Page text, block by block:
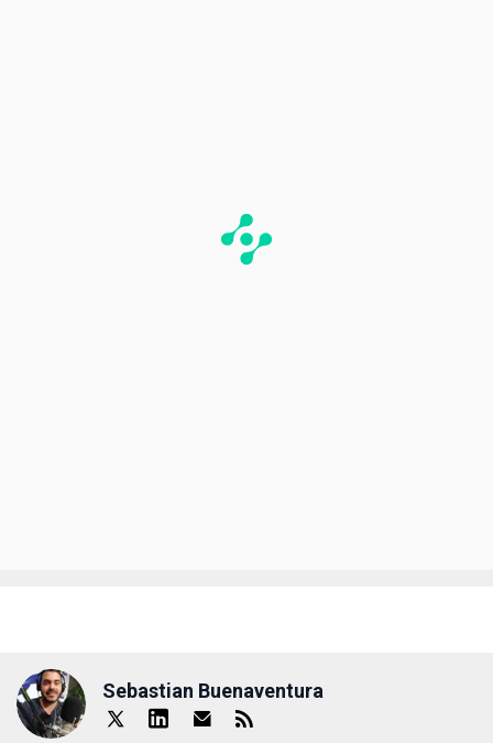
Sebastian Buenaventura